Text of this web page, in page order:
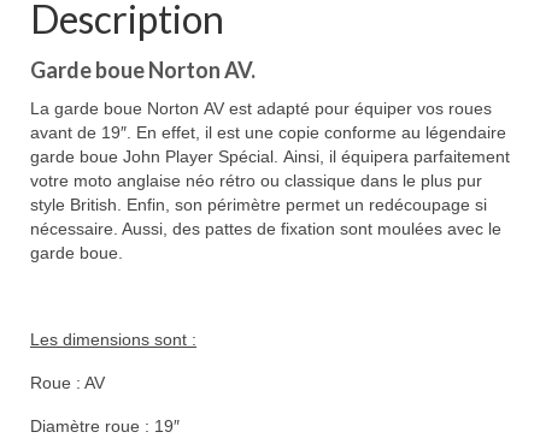
Description
Garde boue Norton AV.
La garde boue Norton AV est adapté pour équiper vos roues
avant de 19″. En effet, il est une copie conforme au légendaire
garde boue John Player Spécial. Ainsi, il équipera parfaitement
votre moto anglaise néo rétro ou classique dans le plus pur
style British. Enfin, son périmètre permet un redécoupage si
nécessaire. Aussi, des pattes de fixation sont moulées avec le
garde boue.
Les dimensions sont :
Roue : AV
Diamètre roue : 19″